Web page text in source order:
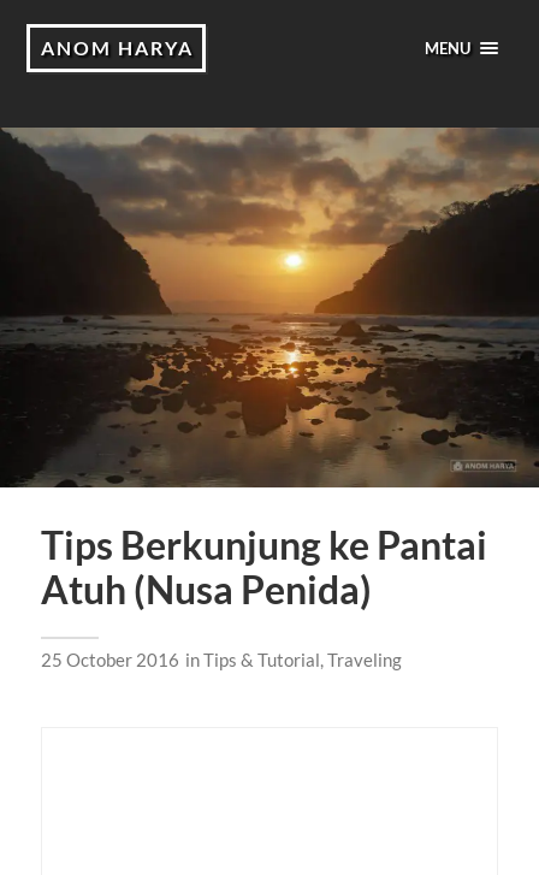
ANOM HARYA MENU
Tips Berkunjung ke Pantai
Atuh (Nusa Penida)
25 October 2016 inTips & Tutorial,Traveling